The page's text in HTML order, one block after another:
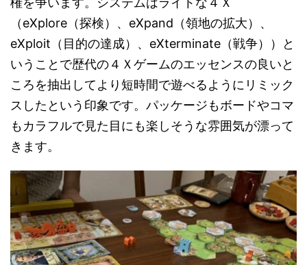
（eXplore（探検）、eXpand（領地の拡大）、
eXploit（目的の達成）、eXterminate（戦争））と
いうことで歴代の４Ｘゲームのエッセンスの良いと
ころを抽出してより短時間で遊べるようにリミック
スしたという印象です。パッケージもボードやコマ
もカラフルで見た目にも楽しそうな雰囲気が漂って
きます。